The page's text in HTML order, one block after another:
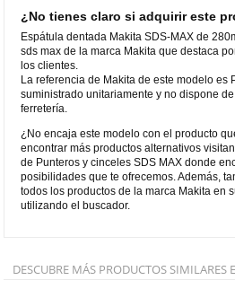
¿No tienes claro si adquirir este
Espátula dentada Makita SDS-MAX de
sds max de la marca Makita que destaca
los clientes.
La referencia de Makita de este modelo es
suministrado unitariamente y no dispone
ferretería.
¿No encaja este modelo con el producto
encontrar más productos alternativos
de Punteros y cinceles SDS MAX donde
posibilidades que te ofrecemos. Además,
todos los productos de la marca Makita en
utilizando el buscador.
DESCUBRE MÁS PRODUCTOS SIMILARES